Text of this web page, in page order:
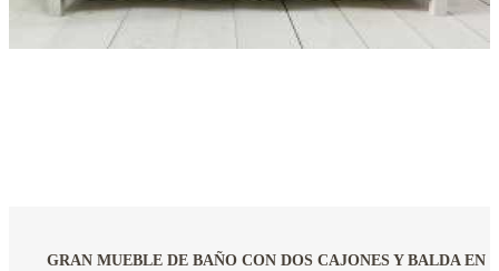
GRAN MUEBLE DE BAÑO CON DOS CAJONES Y BALDA EN